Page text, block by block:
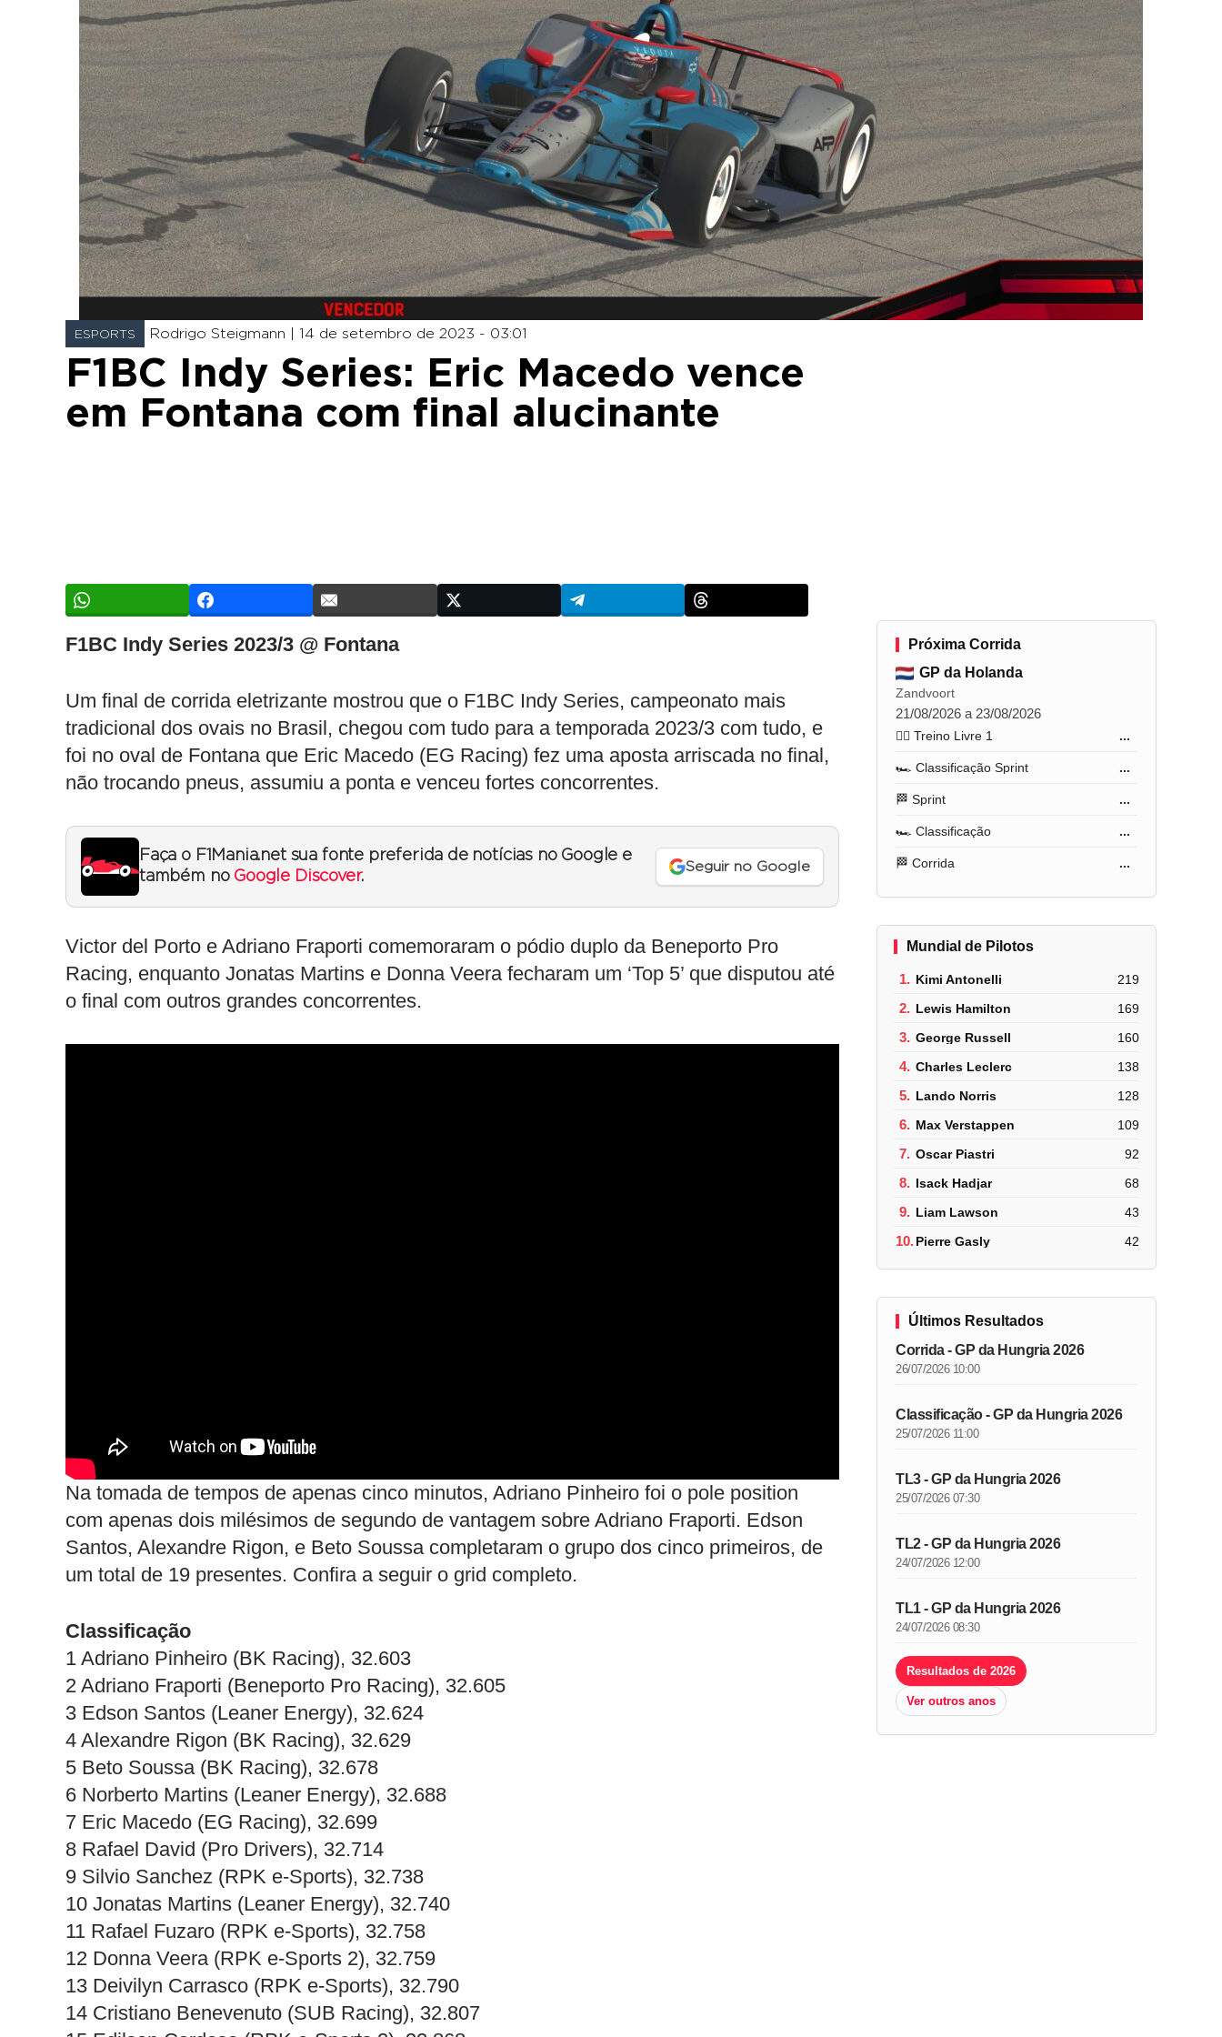
ESPORTS Rodrigo Steigmann | 14 de setembro de 2023 - 03:01
F1BC Indy Series: Eric Macedo vence
em Fontana com final alucinante
F1BC Indy Series 2023/3 @ Fontana
Um final de corrida eletrizante mostrou que o F1BC Indy Series, campeonato mais
tradicional dos ovais no Brasil, chegou com tudo para a temporada 2023/3 com tudo, e
foi no oval de Fontana que Eric Macedo (EG Racing) fez uma aposta arriscada no final,
não trocando pneus, assumiu a ponta e venceu fortes concorrentes.
Faça o F1Mania.net sua fonte preferida de notícias no Google e
também no Google Discover.
Seguir no Google
Victor del Porto e Adriano Fraporti comemoraram o pódio duplo da Beneporto Pro
Racing, enquanto Jonatas Martins e Donna Veera fecharam um ‘Top 5’ que disputou até
o final com outros grandes concorrentes.
Na tomada de tempos de apenas cinco minutos, Adriano Pinheiro foi o pole position
com apenas dois milésimos de segundo de vantagem sobre Adriano Fraporti. Edson
Santos, Alexandre Rigon, e Beto Soussa completaram o grupo dos cinco primeiros, de
um total de 19 presentes. Confira a seguir o grid completo.
Classificação
1 Adriano Pinheiro (BK Racing), 32.603
2 Adriano Fraporti (Beneporto Pro Racing), 32.605
3 Edson Santos (Leaner Energy), 32.624
4 Alexandre Rigon (BK Racing), 32.629
5 Beto Soussa (BK Racing), 32.678
6 Norberto Martins (Leaner Energy), 32.688
7 Eric Macedo (EG Racing), 32.699
8 Rafael David (Pro Drivers), 32.714
9 Silvio Sanchez (RPK e-Sports), 32.738
10 Jonatas Martins (Leaner Energy), 32.740
11 Rafael Fuzaro (RPK e-Sports), 32.758
12 Donna Veera (RPK e-Sports 2), 32.759
13 Deivilyn Carrasco (RPK e-Sports), 32.790
14 Cristiano Benevenuto (SUB Racing), 32.807
Próxima Corrida
GP da Holanda
Zandvoort
21/08/2026 a 23/08/2026
🏋️‍♂️ Treino Livre 1 ...
🏎️ Classificação Sprint ...
🏁 Sprint ...
🏎️ Classificação ...
🏁 Corrida ...
Mundial de Pilotos
1. Kimi Antonelli 219
2. Lewis Hamilton 169
3. George Russell 160
4. Charles Leclerc 138
5. Lando Norris 128
6. Max Verstappen 109
7. Oscar Piastri 92
8. Isack Hadjar 68
9. Liam Lawson 43
10.Pierre Gasly 42
Últimos Resultados
Corrida - GP da Hungria 2026
26/07/2026 10:00
Classificação - GP da Hungria 2026
25/07/2026 11:00
TL3 - GP da Hungria 2026
25/07/2026 07:30
TL2 - GP da Hungria 2026
24/07/2026 12:00
TL1 - GP da Hungria 2026
24/07/2026 08:30
Resultados de 2026
Ver outros anos